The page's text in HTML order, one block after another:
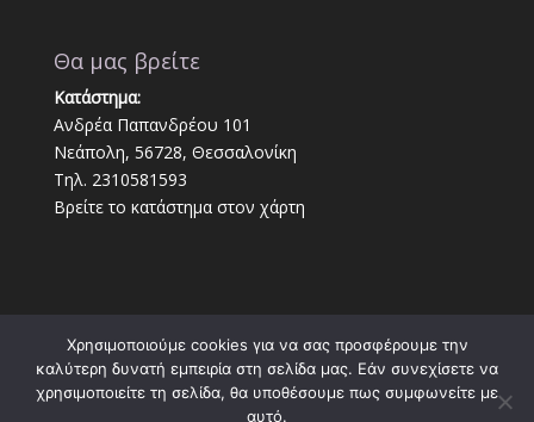
Θα μας βρείτε
Κατάστημα:
Ανδρέα Παπανδρέου 101
Νεάπολη, 56728, Θεσσαλονίκη
Τηλ. 2310581593
Βρείτε το κατάστημα στον χάρτη
Χρησιμοποιούμε cookies για να σας προσφέρουμε την
καλύτερη δυνατή εμπειρία στη σελίδα μας. Εάν συνεχίσετε να
χρησιμοποιείτε τη σελίδα, θα υποθέσουμε πως συμφωνείτε με
αυτό.